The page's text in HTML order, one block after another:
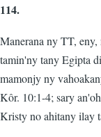
114.
Manerana ny TT,
tamin'ny tany Egipta
mamonjy ny
Kôr. 10:1-4; sary
Kristy no ahitany ilay